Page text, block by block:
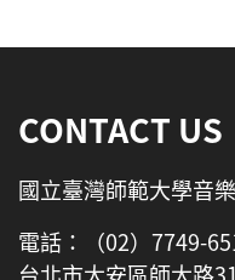
CONTACT US
國立臺灣師範大學音
電話：（02）7749-